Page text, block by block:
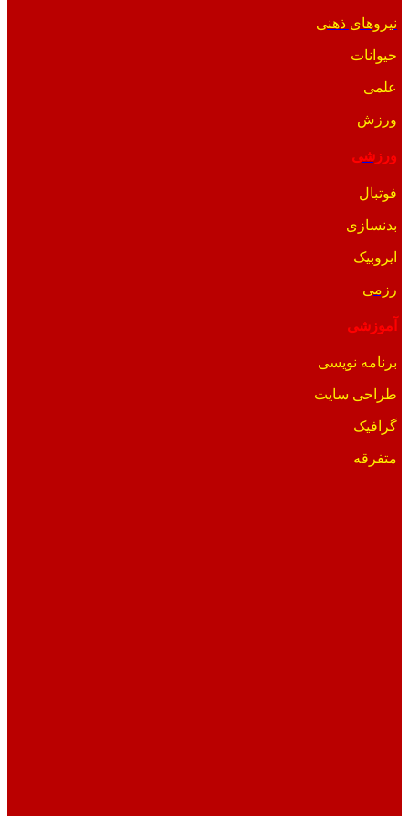
نیروهای ذهنی
حیوانات
علمی
ورزش
ورزشی
فوتبال
بدنسازی
ایروبیک
رزمی
آموزشی
برنامه نویسی
طراحی سایت
گرافیک
متفرقه